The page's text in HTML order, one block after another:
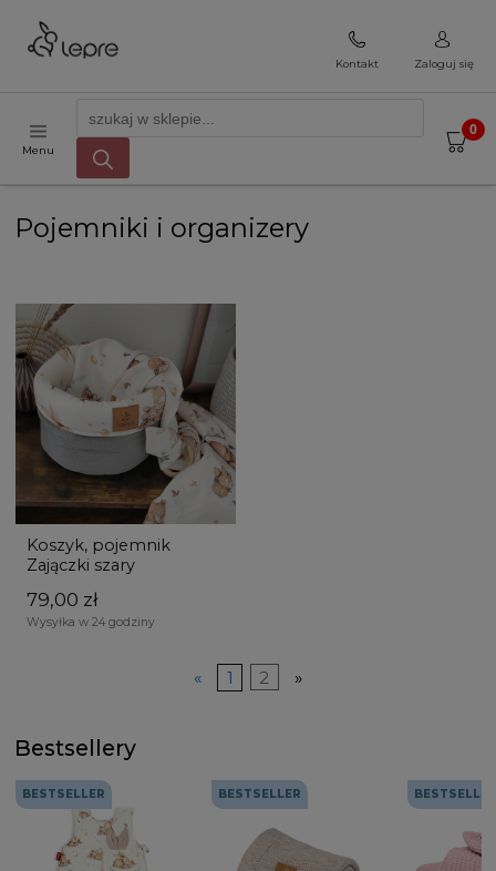
Kontakt Zaloguj się
Menu
Pojemniki i organizery
Koszyk, pojemnik
Zajączki szary
79,00 zł
Wysyłka w 24 godziny
« 1 2 »
Bestsellery
BESTSELLER BESTSELLER BESTSELLER